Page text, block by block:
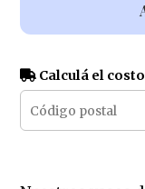
Calculá el